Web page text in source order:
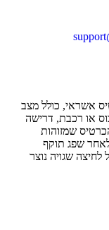
אשראי, כולל מצב
או רכבת, דרישה
שמזוהות
שפג תוקף
שגויה נוצר